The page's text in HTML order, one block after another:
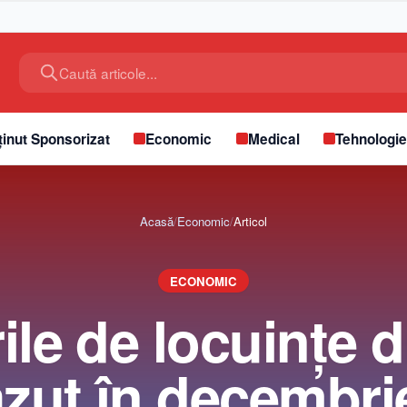
Caută articole...
Sponsorizat Economic Medical Tehnologie
Acasă/Economic/Articol
ECONOMIC
de locuinţe